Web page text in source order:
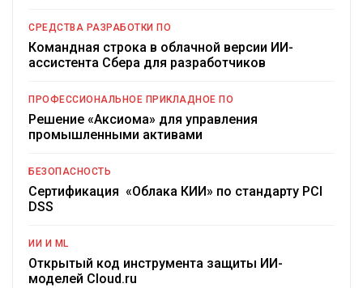
СРЕДСТВА РАЗРАБОТКИ ПО
Командная строка в облачной версии ИИ-
ассистента Сбера для разработчиков
ПРОФЕССИОНАЛЬНОЕ ПРИКЛАДНОЕ ПО
Решение «Аксиома» для управления
промышленными активами
БЕЗОПАСНОСТЬ
Сертификация «Облака КИИ» по стандарту PCI
DSS
ИИ И ML
Открытый код инструмента защиты ИИ-
моделей Cloud.ru